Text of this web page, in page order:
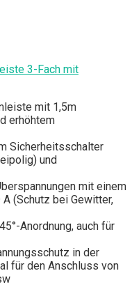
3-Fach mit
mit 1,5m
erhöhtem
Sicherheitsschalter
und
mit einem
(Schutz bei Gewitter,
Anordnung, auch für
in der
für den Anschluss von